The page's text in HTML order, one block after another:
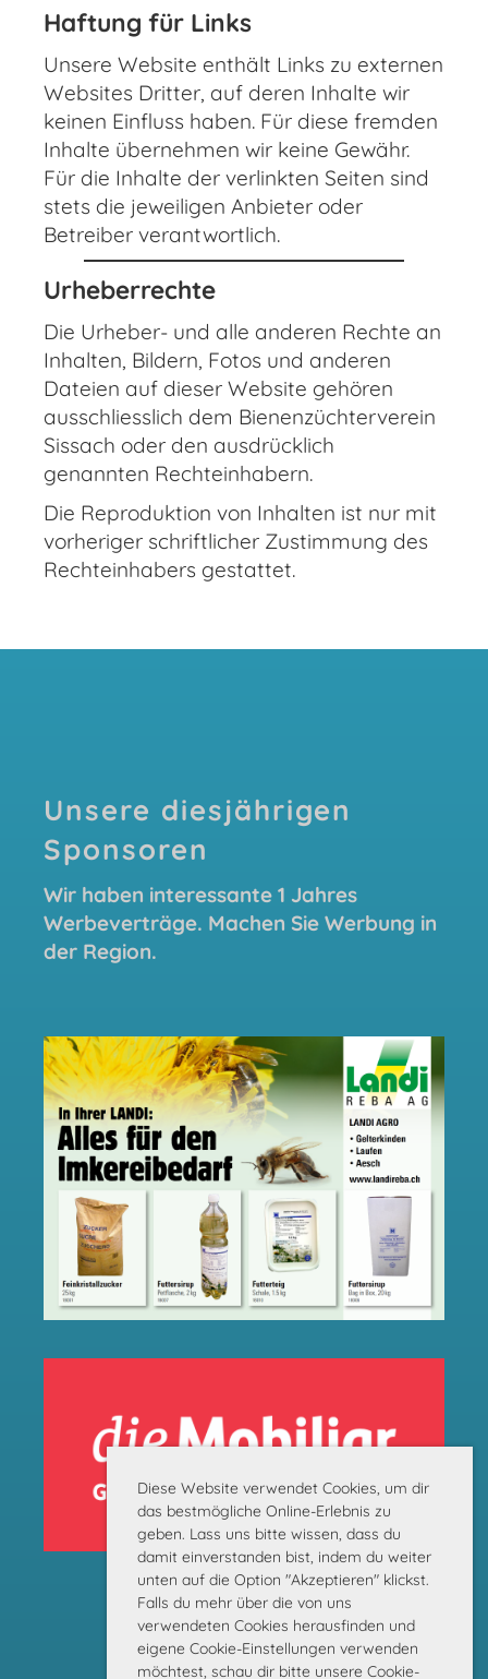
Diese Website verwendet Cookies, um dir
das bestmögliche Online-Erlebnis zu
geben. Lass uns bitte wissen, dass du
damit einverstanden bist, indem du weiter
unten auf die Option "Akzeptieren" klickst.
Falls du mehr über die von uns
verwendeten Cookies herausfinden und
eigene Cookie-Einstellungen verwenden
möchtest, schau dir bitte unsere Cookie-
Haftung für Links
Unsere Website enthält Links zu externen
Websites Dritter, auf deren Inhalte wir
keinen Einfluss haben. Für diese fremden
Inhalte übernehmen wir keine Gewähr.
Für die Inhalte der verlinkten Seiten sind
stets die jeweiligen Anbieter oder
Betreiber verantwortlich.
Urheberrechte
Die Urheber- und alle anderen Rechte an
Inhalten, Bildern, Fotos und anderen
Dateien auf dieser Website gehören
ausschliesslich dem Bienenzüchterverein
Sissach oder den ausdrücklich
genannten Rechteinhabern.
Die Reproduktion von Inhalten ist nur mit
vorheriger schriftlicher Zustimmung des
Rechteinhabers gestattet.
Unsere diesjährigen
Sponsoren
Wir haben interessante 1 Jahres
Werbeverträge. Machen Sie Werbung in
der Region.